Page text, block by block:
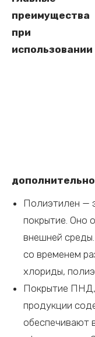
преимущества
при
использовании
Полиэтилен —
покрытие. Оно
внешней
со временем
хлориды,
Покрытие ПНД,
продукции
обеспечивают